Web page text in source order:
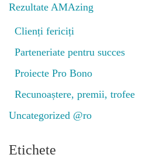
Rezultate AMAzing
Clienți fericiți
Parteneriate pentru succes
Proiecte Pro Bono
Recunoaștere, premii, trofee
Uncategorized @ro
Etichete